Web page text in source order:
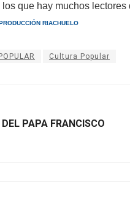
que hay muchos lectores
RIACHUELO
Cultura Popular
PAPA FRANCISCO